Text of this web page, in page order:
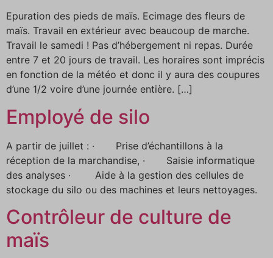
Epuration des pieds de maïs. Ecimage des fleurs de
maïs. Travail en extérieur avec beaucoup de marche.
Travail le samedi ! Pas d’hébergement ni repas. Durée
entre 7 et 20 jours de travail. Les horaires sont imprécis
en fonction de la météo et donc il y aura des coupures
d’une 1/2 voire d’une journée entière. […]
Employé de silo
A partir de juillet : · Prise d’échantillons à la
réception de la marchandise, · Saisie informatique
des analyses · Aide à la gestion des cellules de
stockage du silo ou des machines et leurs nettoyages.
Contrôleur de culture de
maïs